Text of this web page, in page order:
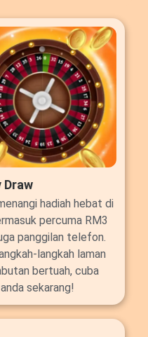
Draw
hadiah hebat di
percuma RM3
panggilan telefon.
langkah laman
bertuah, cuba
sekarang!